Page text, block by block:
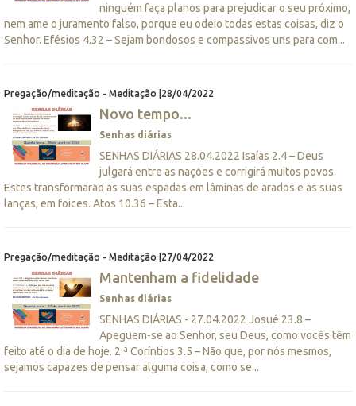
ninguém faça planos para prejudicar o seu próximo,
nem ame o juramento falso, porque eu odeio todas estas coisas, diz o
Senhor. Efésios 4.32 – Sejam bondosos e compassivos uns para com...
Pregação/meditação - Meditação |28/04/2022
Novo tempo...
Senhas diárias
SENHAS DIÁRIAS 28.04.2022 Isaías 2.4 – Deus
julgará entre as nações e corrigirá muitos povos.
Estes transformarão as suas espadas em lâminas de arados e as suas
lanças, em foices. Atos 10.36 – Esta...
Pregação/meditação - Meditação |27/04/2022
Mantenham a fidelidade
Senhas diárias
SENHAS DIÁRIAS - 27.04.2022 Josué 23.8 –
Apeguem-se ao Senhor, seu Deus, como vocês têm
feito até o dia de hoje. 2.ª Coríntios 3.5 – Não que, por nós mesmos,
sejamos capazes de pensar alguma coisa, como se...